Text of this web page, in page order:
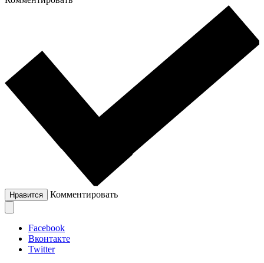
Нравится Комментировать
Facebook
Вконтакте
Twitter